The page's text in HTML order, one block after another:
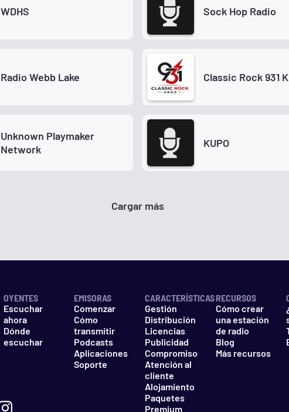
WDHS Sock Hop Radio
Radio Webb Lake Classic Rock 931
Unknown Playmaker
Network
KUPO
Cargar más
OYENTES
Escuchar
ahora
Dónde
escuchar
EMISORAS
Comenzar
Cómo
transmitir
Podcasts
Aplicaciones
Soporte
CARACTERÍSTICAS
Gestión
Distribución
Licencias
Publicidad
Compromiso
Atención al
cliente
Alojamiento
Paquetes
Premium
RECURSOS
Cómo crear
una estación
de radio
Blog
Más recursos